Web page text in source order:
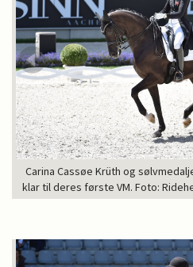
Carina Cassøe Krüth og
klar til deres første VM. Foto: